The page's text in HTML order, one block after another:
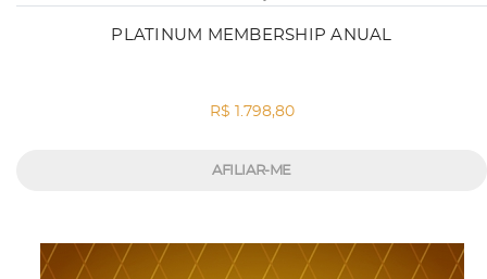
PLATINUM MEMBERSHIP ANUAL
R$ 1.798,80
AFILIAR-ME